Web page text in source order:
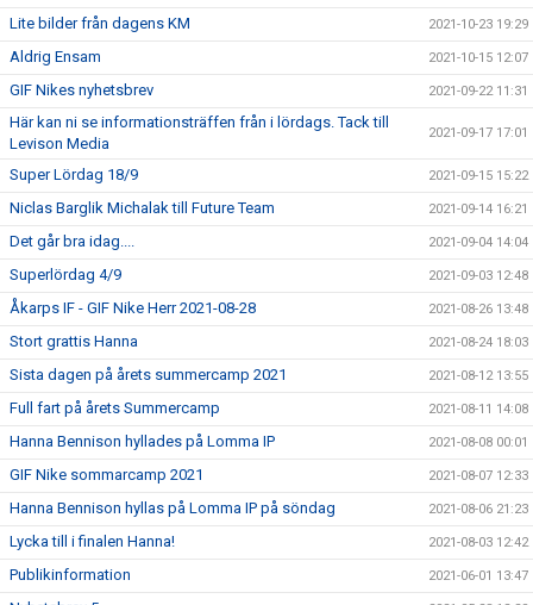
Lite bilder från dagens KM 2021-10-23 19:29
Aldrig Ensam 2021-10-15 12:07
GIF Nikes nyhetsbrev 2021-09-22 11:31
Här kan ni se informationsträffen från i lördags. Tack till
Levison Media
2021-09-17 17:01
Super Lördag 18/9 2021-09-15 15:22
Niclas Barglik Michalak till Future Team 2021-09-14 16:21
Det går bra idag.... 2021-09-04 14:04
Superlördag 4/9 2021-09-03 12:48
Åkarps IF - GIF Nike Herr 2021-08-28 2021-08-26 13:48
Stort grattis Hanna 2021-08-24 18:03
Sista dagen på årets summercamp 2021 2021-08-12 13:55
Full fart på årets Summercamp 2021-08-11 14:08
Hanna Bennison hyllades på Lomma IP 2021-08-08 00:01
GIF Nike sommarcamp 2021 2021-08-07 12:33
Hanna Bennison hyllas på Lomma IP på söndag 2021-08-06 21:23
Lycka till i finalen Hanna! 2021-08-03 12:42
Publikinformation 2021-06-01 13:47